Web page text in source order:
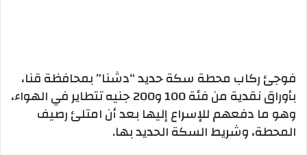
فوجئ ركاب محطة سكة حديد “دشنا” بمحافظة قنا،
بأوراق نقدية من فئة 100 و200 جنيه تتطاير في الهواء،
وهو ما دفعهم للإسراع إليها بعد أن امتلئ رصيف
المحطة، وشريط السكة الحديد بها.